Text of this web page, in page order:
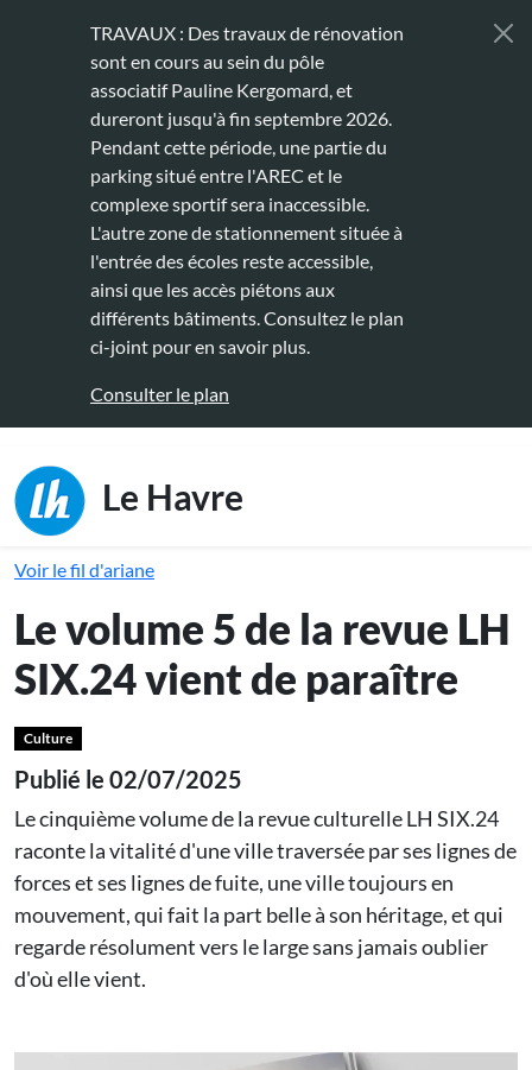
TRAVAUX : Des travaux de rénovation
sont en cours au sein du pôle
associatif Pauline Kergomard, et
dureront jusqu'à fin septembre 2026.
Pendant cette période, une partie du
parking situé entre l'AREC et le
complexe sportif sera inaccessible.
L'autre zone de stationnement située à
l'entrée des écoles reste accessible,
ainsi que les accès piétons aux
différents bâtiments. Consultez le plan
ci-joint pour en savoir plus.
Consulter le plan
Le Havre
Voir le fil d'ariane
Le volume 5 de la revue LH
SIX.24 vient de paraître
Culture
Publié le 02/07/2025
Le cinquième volume de la revue culturelle LH SIX.24
raconte la vitalité d'une ville traversée par ses lignes de
forces et ses lignes de fuite, une ville toujours en
mouvement, qui fait la part belle à son héritage, et qui
regarde résolument vers le large sans jamais oublier
d'où elle vient.